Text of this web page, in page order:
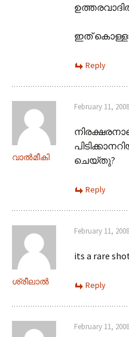
ഇത്
Reply
വാല്‍മീകി
February 11,
ചെയ്തു?
Reply
ശ്രീലാല്‍
February 11,
its a rare
Reply
February 11,